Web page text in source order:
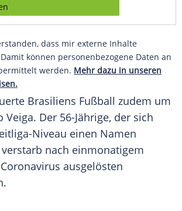
dass mir externe Inhalte
können personenbezogene Daten an
werden. Mehr dazu in unseren
Brasiliens Fußball zudem um
Der 56-Jährige, der sich
Niveau einen Namen
nach einmonatigem
ausgelösten